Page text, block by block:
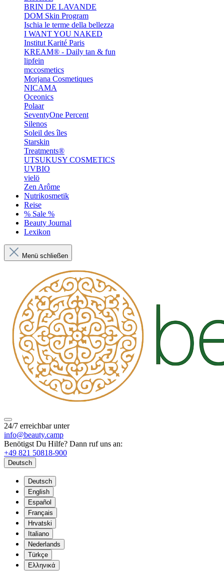
BRIN DE LAVANDE
DOM Skin Program
Ischia le terme della bellezza
I WANT YOU NAKED
Institut Karité Paris
KREAM® - Daily tan & fun
lipfein
mccosmetics
Morjana Cosmetiques
NICAMA
Oceonics
Polaar
SeventyOne Percent
Silenos
Soleil des îles
Starskin
Treatments®
UTSUKUSY COSMETICS
UVBIO
vielö
Zen Arôme
Nutrikosmetik
Reise
% Sale %
Beauty Journal
Lexikon
Menü schließen
24/7 erreichbar unter
info@beauty.camp
Benötigst Du Hilfe? Dann ruf uns an:
+49 821 50818-900
Deutsch
Deutsch
English
Español
Français
Hrvatski
Italiano
Nederlands
Türkçe
Ελληνικά